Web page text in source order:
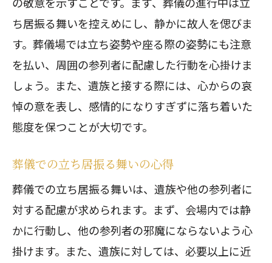
ち居振る舞いを控えめにし、静かに故人を偲びま
す。葬儀場では立ち姿勢や座る際の姿勢にも注意
を払い、周囲の参列者に配慮した行動を心掛けま
しょう。また、遺族と接する際には、心からの哀
悼の意を表し、感情的になりすぎずに落ち着いた
態度を保つことが大切です。
葬儀での立ち居振る舞いの心得
葬儀での立ち居振る舞いは、遺族や他の参列者に
対する配慮が求められます。まず、会場内では静
かに行動し、他の参列者の邪魔にならないよう心
掛けます。また、遺族に対しては、必要以上に近